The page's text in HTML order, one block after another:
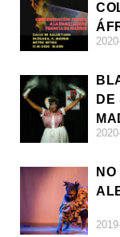
DE